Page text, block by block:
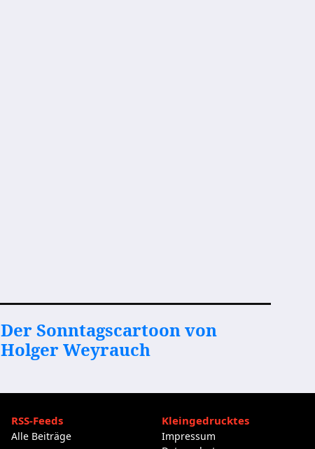
Der Sonntagscartoon von
Holger Weyrauch
RSS-Feeds
Alle Beiträge
Kleingedrucktes
Impressum